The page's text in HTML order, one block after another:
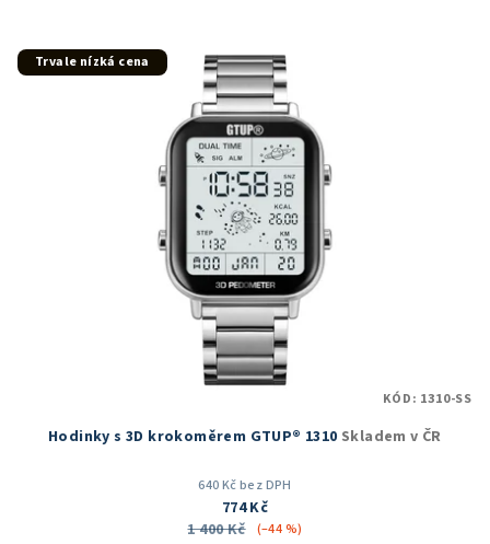
Trvale nízká cena
Hodinky s 3D krokoměrem GTUP® 1310 Skladem v ČR
640 Kč bez DPH
774 Kč
1 400 Kč
(–44 %)
KÓD: 1310-SS